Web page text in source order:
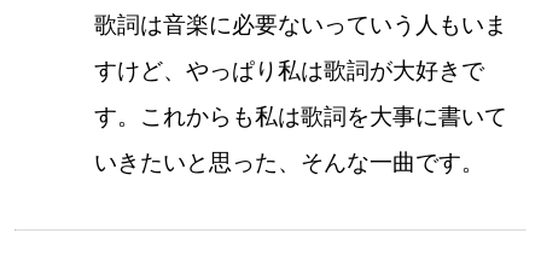
歌詞は音楽に必要ないっていう人もいま
すけど、やっぱり私は歌詞が大好きで
す。これからも私は歌詞を大事に書いて
いきたいと思った、そんな一曲です。